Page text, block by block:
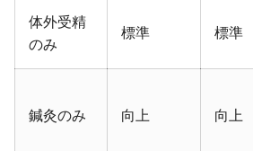
体外受精
のみ
標準 標準
鍼灸のみ 向上 向上